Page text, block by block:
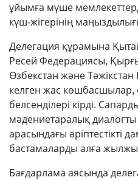
ұйымға мүше
күш-жігерінің
Делегация құрамына
Ресей Федерациясы,
Өзбекстан және
келген жас көшбасшылар,
белсенділері кірді.
мәдениетаралық
арасындағы әріптестікті
бастамаларды алға
Бағдарлама аясында